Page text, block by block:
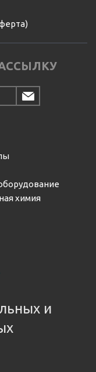
химия
и